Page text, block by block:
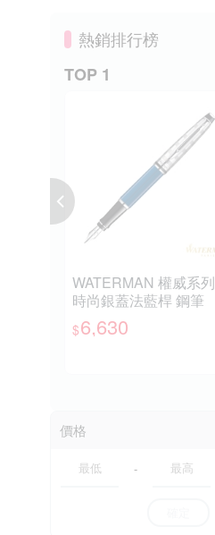
熱銷排行榜
TOP 1
WATERMAN 權威系列
時尚銀蓋法藍桿 鋼筆
$6,630
價格
-